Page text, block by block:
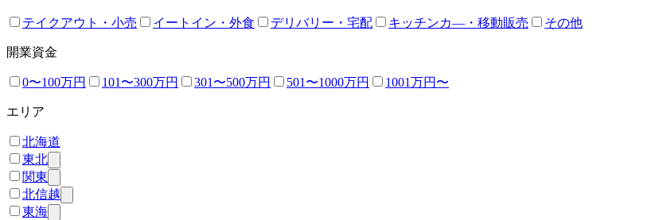
テイクアウト・小売 イートイン・外食 デリバリー・宅配 キッチンカ―・移動販売 その他
開業資金
0〜100万円 101〜300万円 301〜500万円 501〜1000万円 1001万円〜
エリア
北海道
東北
関東
北信越
東海